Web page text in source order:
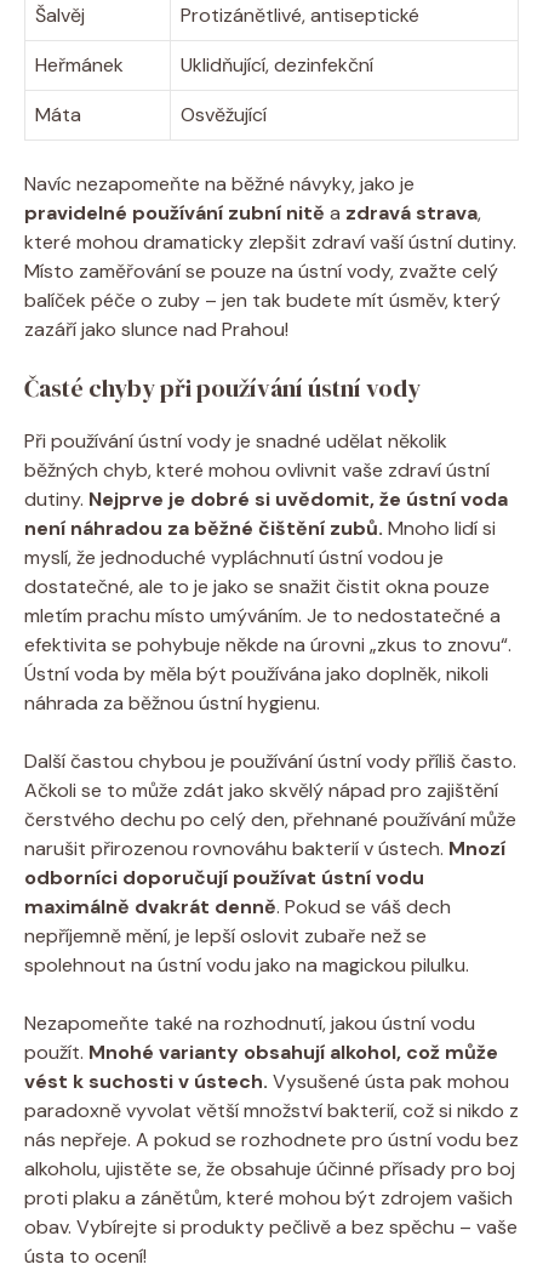
Šalvěj
Protizánětlivé, antiseptické
Heřmánek
Uklidňující, dezinfekční
Máta
Osvěžující
Navíc nezapomeňte na běžné návyky, jako je
pravidelné používání zubní nitě a zdravá strava,
které mohou dramaticky zlepšit zdraví vaší ústní dutiny.
Místo zaměřování se pouze na ústní vody, zvažte celý
balíček péče o zuby – jen tak budete mít úsměv, který
zazáří jako slunce nad Prahou!
Časté chyby při používání ústní vody
Při používání ústní vody je snadné udělat několik
běžných chyb, které mohou ovlivnit vaše zdraví ústní
dutiny. Nejprve je dobré si uvědomit, že ústní voda
není náhradou za běžné čištění zubů. Mnoho lidí si
myslí, že jednoduché vypláchnutí ústní vodou je
dostatečné, ale to je jako se snažit čistit okna pouze
mletím prachu místo umýváním. Je to nedostatečné a
efektivita se pohybuje někde na úrovni „zkus to znovu“.
Ústní voda by měla být používána jako doplněk, nikoli
náhrada za běžnou ústní hygienu.
Další častou chybou je používání ústní vody příliš často.
Ačkoli se to může zdát jako skvělý nápad pro zajištění
čerstvého dechu po celý den, přehnané používání může
narušit přirozenou rovnováhu bakterií v ústech. Mnozí
odborníci doporučují používat ústní vodu
maximálně dvakrát denně. Pokud se váš dech
nepříjemně mění, je lepší oslovit zubaře než se
spolehnout na ústní vodu jako na magickou pilulku.
Nezapomeňte také na rozhodnutí, jakou ústní vodu
použít. Mnohé varianty obsahují alkohol, což může
vést k suchosti v ústech. Vysušené ústa pak mohou
paradoxně vyvolat větší množství bakterií, což si nikdo z
nás nepřeje. A pokud se rozhodnete pro ústní vodu bez
alkoholu, ujistěte se, že obsahuje účinné přísady pro boj
proti plaku a zánětům, které mohou být zdrojem vašich
obav. Vybírejte si produkty pečlivě a bez spěchu – vaše
ústa to ocení!